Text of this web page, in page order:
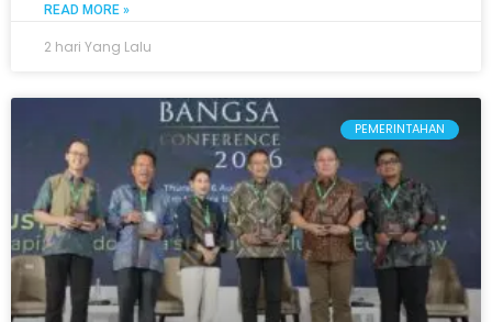
READ MORE »
2 hari Yang Lalu
PEMERINTAHAN